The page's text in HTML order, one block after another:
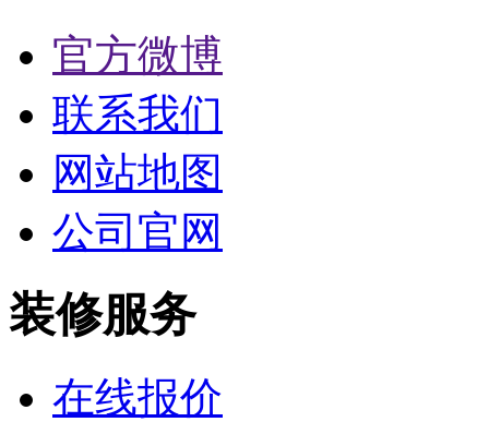
官方微博
联系我们
网站地图
公司官网
装修服务
在线报价